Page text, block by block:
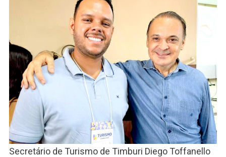
Secretário de Turismo de Timburi Diego Toffanello